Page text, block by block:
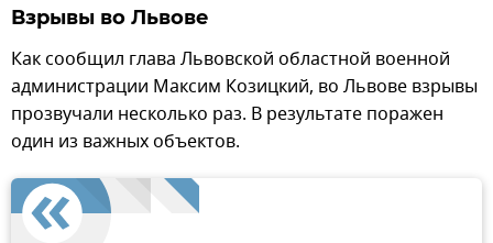
Взрывы во Львове
Как сообщил глава Львовской областной военной
администрации Максим Козицкий, во Львове взрывы
прозвучали несколько раз. В результате поражен
один из важных объектов.